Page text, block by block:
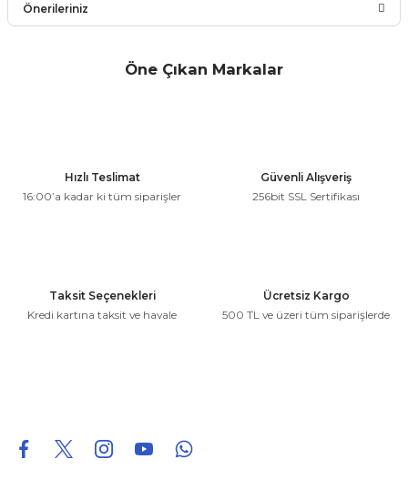
Önerileriniz
Bu ürünün fiyat bilgisi, resim, ürün açıklamalarında ve diğer
konularda yetersiz gördüğünüz noktaları öneri formunu
Öne Çıkan Markalar
Hızlı Teslimat
16:00’a kadar ki tüm siparişler
Güvenli Alışveriş
256bit SSL Sertifikası
Taksit Seçenekleri
Kredi kartına taksit ve havale
Ücretsiz Kargo
500 TL ve üzeri tüm siparişlerde